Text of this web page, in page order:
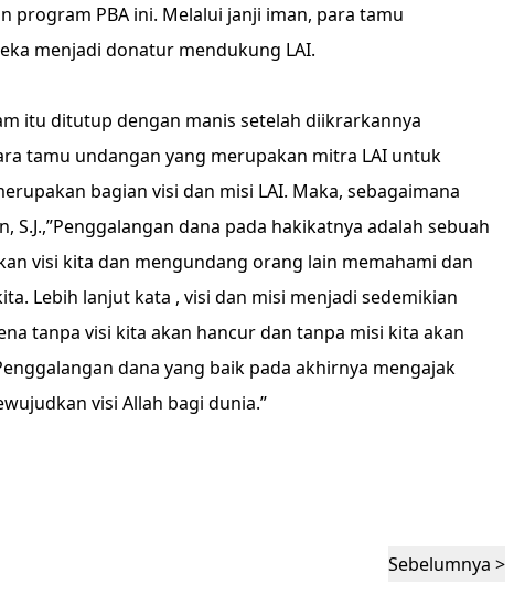
program PBA ini. Melalui janji iman, para tamu
menjadi donatur mendukung LAI.
itu ditutup dengan manis setelah diikrarkannya
tamu undangan yang merupakan mitra LAI untuk
bagian visi dan misi LAI. Maka, sebagaimana
S.J.,”Penggalangan dana pada hakikatnya adalah sebuah
visi kita dan mengundang orang lain memahami dan
Lebih lanjut kata , visi dan misi menjadi sedemikian
tanpa visi kita akan hancur dan tanpa misi kita akan
dana yang baik pada akhirnya mengajak
visi Allah bagi dunia.”
Sebelumnya >